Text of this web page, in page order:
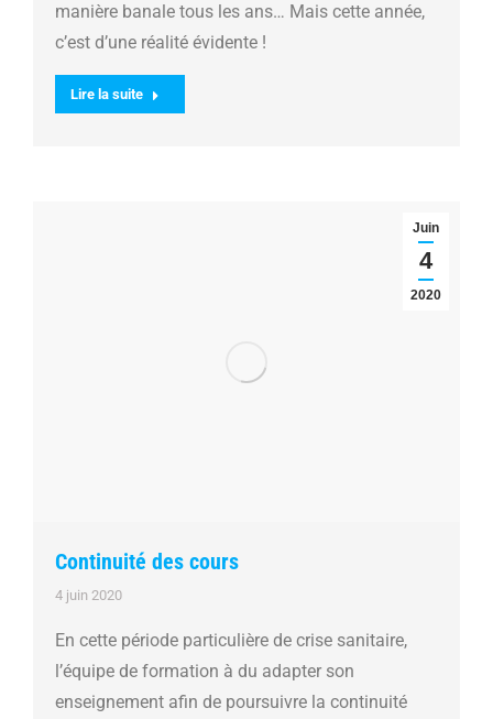
manière banale tous les ans… Mais cette année,
c’est d’une réalité évidente !
Lire la suite
Juin
4
2020
Continuité des cours
4 juin 2020
En cette période particulière de crise sanitaire,
l’équipe de formation à du adapter son
enseignement afin de poursuivre la continuité